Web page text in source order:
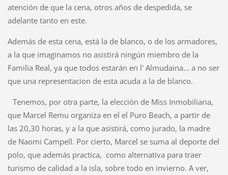
atención de que la cena, otros años de despedida, se
adelante tanto en este.
Además de esta cena, está la de blanco, o de los armadores,
a la que imaginamos no asistirá ningún miembro de la
Familia Real, ya que todos estarán en l' Almudaina... a no ser
que una representacion de esta acuda a la de blanco.
Tenemos, por otra parte, la elección de Miss Inmobiliaria,
que Marcel Remu organiza en el el Puro Beach, a partir de
las 20,30 horas, y a la que asistirá, como jurado, la madre
de Naomi Campell. Por cierto, Marcel se suma al deporte del
polo, que además practica, como alternativa para traer
turismo de calidad a la isla, sobre todo en invierno. A ver,